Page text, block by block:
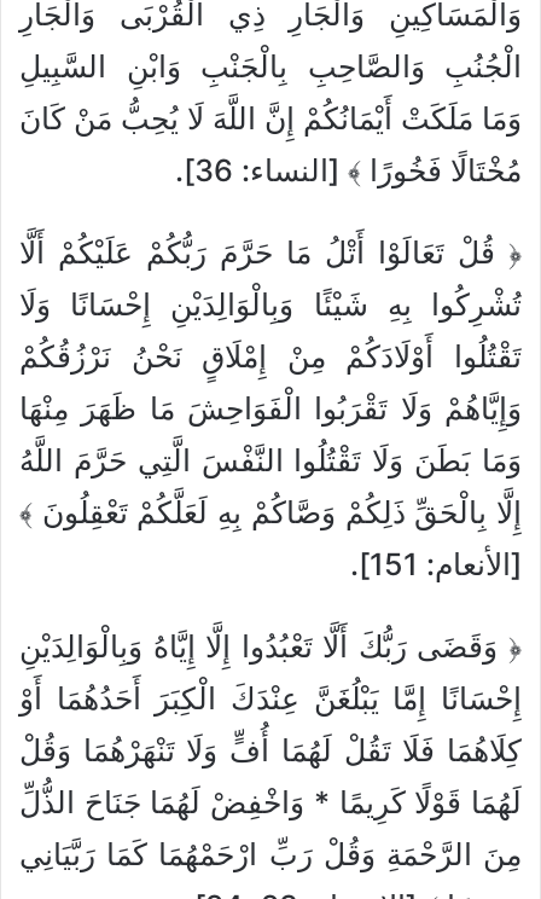
وَالْمَسَاكِينِ وَالْجَارِ ذِي الْقُرْبَى وَالْجَارِ
الْجُنُبِ وَالصَّاحِبِ بِالْجَنْبِ وَابْنِ السَّبِيلِ
وَمَا مَلَكَتْ أَيْمَانُكُمْ إِنَّ اللَّهَ لَا يُحِبُّ مَنْ كَانَ
مُخْتَالًا فَخُورًا ﴾ [النساء: 36].
﴿ قُلْ تَعَالَوْا أَتْلُ مَا حَرَّمَ رَبُّكُمْ عَلَيْكُمْ أَلَّا
تُشْرِكُوا بِهِ شَيْئًا وَبِالْوَالِدَيْنِ إِحْسَانًا وَلَا
تَقْتُلُوا أَوْلَادَكُمْ مِنْ إِمْلَاقٍ نَحْنُ نَرْزُقُكُمْ
وَإِيَّاهُمْ وَلَا تَقْرَبُوا الْفَوَاحِشَ مَا ظَهَرَ مِنْهَا
وَمَا بَطَنَ وَلَا تَقْتُلُوا النَّفْسَ الَّتِي حَرَّمَ اللَّهُ
إِلَّا بِالْحَقِّ ذَلِكُمْ وَصَّاكُمْ بِهِ لَعَلَّكُمْ تَعْقِلُونَ ﴾
[الأنعام: 151].
﴿ وَقَضَى رَبُّكَ أَلَّا تَعْبُدُوا إِلَّا إِيَّاهُ وَبِالْوَالِدَيْنِ
إِحْسَانًا إِمَّا يَبْلُغَنَّ عِنْدَكَ الْكِبَرَ أَحَدُهُمَا أَوْ
كِلَاهُمَا فَلَا تَقُلْ لَهُمَا أُفٍّ وَلَا تَنْهَرْهُمَا وَقُلْ
لَهُمَا قَوْلًا كَرِيمًا * وَاخْفِضْ لَهُمَا جَنَاحَ الذُّلِّ
مِنَ الرَّحْمَةِ وَقُلْ رَبِّ ارْحَمْهُمَا كَمَا رَبَّيَانِي